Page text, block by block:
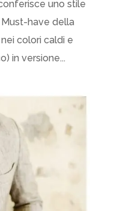
conferisce uno stile
Must-have della
colori caldi e
in versione...